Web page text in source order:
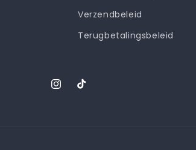
Verzendbeleid
Terugbetalingsbeleid
Instagram
TikTok